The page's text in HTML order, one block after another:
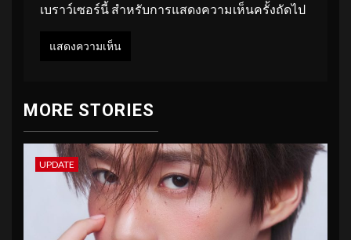
เบราว์เซอร์นี้ สำหรับการแสดงความเห็นครั้งถัดไป
MORE STORIES
UPDATE